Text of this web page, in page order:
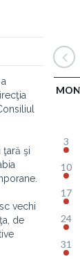
ţară şi
vechi
de
MON
3
10
17
24
31